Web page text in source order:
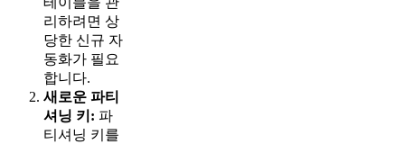
리하려면 상
당한 신규 자
동화가 필요
합니다.
새로운 파티
셔닝 키: 파
티셔닝 키를